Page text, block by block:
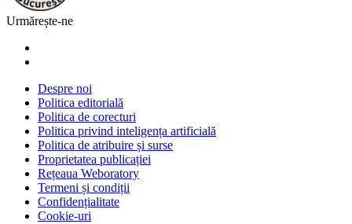
Urmărește-ne
Despre noi
Politica editorială
Politica de corecturi
Politica privind inteligența artificială
Politica de atribuire și surse
Proprietatea publicației
Rețeaua Weboratory
Termeni și condiții
Confidențialitate
Cookie-uri